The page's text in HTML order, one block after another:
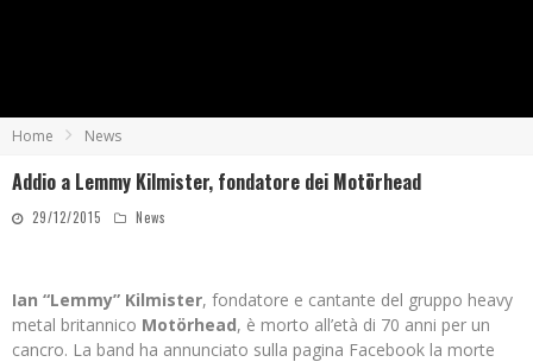
Home News
Addio a Lemmy Kilmister, fondatore dei Motörhead
29/12/2015 News
Ian “Lemmy” Kilmister, fondatore e cantante del gruppo heavy
metal britannico Motörhead, è morto all’età di 70 anni per un
cancro. La band ha annunciato sulla pagina Facebook la morte